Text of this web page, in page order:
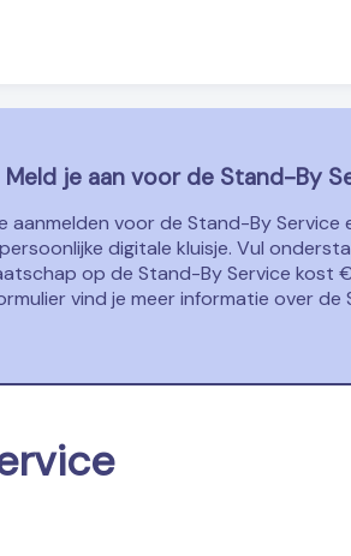
Meld je aan voor de Stand-By
aanmelden voor de Stand-By Service
digitale kluisje. Vul
op de Stand-By Service kost
vind je meer informatie over de